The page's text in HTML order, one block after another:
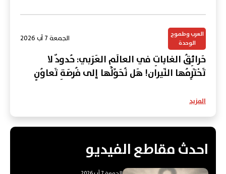
العرب وطموح
الوحدة
الجمعة 7 آب 2026
حَرائِقُ الغاباتِ في العالَمِ العَرَبي: حُدودٌ لا
تَحْتَرِمُها النّيران! هَل نُحَوِّلُها إلى فُرصَةِ تَعاوُنٍ
المزيد
احدث مقاطع الفيديو